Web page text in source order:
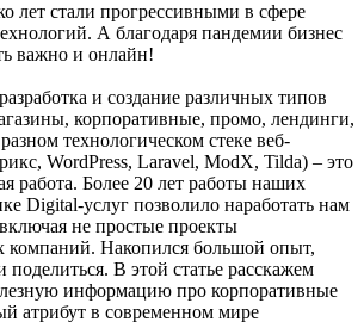
лет стали прогрессивными в сфере
А благодаря пандемии бизнес
важно и онлайн!
и создание различных типов
корпоративные, промо, лендинги,
технологическом стеке веб-
WordPress, Laravel, ModX, Tilda) – это
работа. Более 20 лет работы наших
Digital-услуг позволило наработать нам
не простые проекты
компаний. Накопился большой опыт,
В этой статье расскажем
информацию про корпоративные
атрибут в современном мире